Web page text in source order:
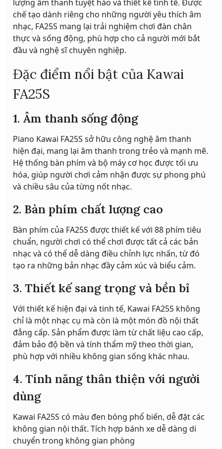
lượng âm thanh tuyệt hảo và thiết kế tinh tế. Được
chế tạo dành riêng cho những người yêu thích âm
nhạc, FA25S mang lại trải nghiệm chơi đàn chân
thực và sống động, phù hợp cho cả người mới bắt
đầu và nghệ sĩ chuyên nghiệp.
Đặc điểm nổi bật của Kawai
FA25S
1. Âm thanh sống động
Piano Kawai FA25S sở hữu công nghệ âm thanh
hiện đại, mang lại âm thanh trong trẻo và mạnh mẽ.
Hệ thống bàn phím và bộ máy cơ học được tối ưu
hóa, giúp người chơi cảm nhận được sự phong phú
và chiều sâu của từng nốt nhạc.
2. Bàn phím chất lượng cao
Bàn phím của FA25S được thiết kế với 88 phím tiêu
chuẩn, người chơi có thể chơi được tất cả các bản
nhạc và có thể dễ dàng điều chỉnh lực nhấn, từ đó
tạo ra những bản nhạc đầy cảm xúc và biểu cảm.
3. Thiết kế sang trọng và bền bỉ
Với thiết kế hiện đại và tinh tế, Kawai FA25S không
chỉ là một nhạc cụ mà còn là một món đồ nội thất
đẳng cấp. Sản phẩm được làm từ chất liệu cao cấp,
đảm bảo độ bền và tính thẩm mỹ theo thời gian,
phù hợp với nhiều không gian sống khác nhau.
4. Tính năng thân thiện với người
dùng
Kawai FA25S có màu đen bóng phổ biến, dễ đặt các
không gian nội thất. Tích hợp bánh xe dễ dàng di
chuyển trong không gian phòng